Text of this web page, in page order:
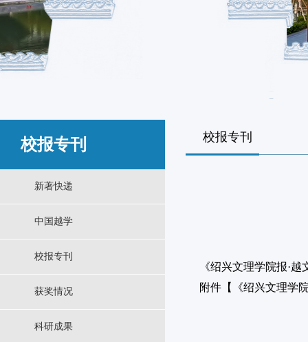
校报专刊
新著快递
中国越学
校报专刊
获奖情况
科研成果
校报专刊
《绍兴文理学院报·
附件【
《绍兴文理学